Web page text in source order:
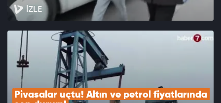
İZLE
Piyasalar uçtu! Altın ve petrol fiyatlarında